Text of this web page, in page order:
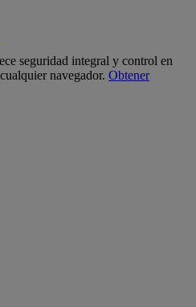
seguridad integral y control en
navegador. Obtener